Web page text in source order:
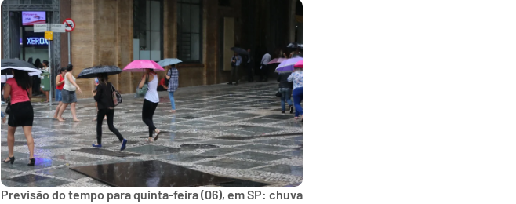
Previsão do tempo para quinta-feira (06), em SP: chuva